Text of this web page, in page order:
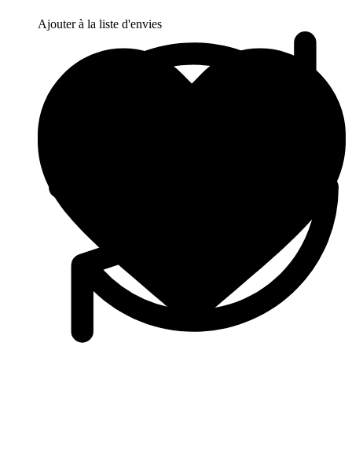
Ajouter à la liste d'envies